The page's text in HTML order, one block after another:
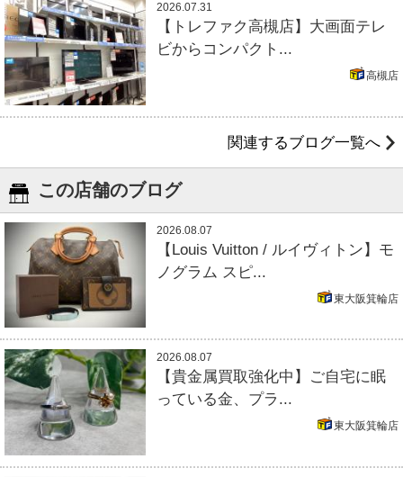
2026.07.31
【トレファク高槻店】大画面テレ
ビからコンパクト...
高槻店
関連するブログ一覧へ
この店舗のブログ
2026.08.07
【Louis Vuitton / ルイヴィトン】モ
ノグラム スピ...
東大阪箕輪店
2026.08.07
【貴金属買取強化中】ご自宅に眠
っている金、プラ...
東大阪箕輪店